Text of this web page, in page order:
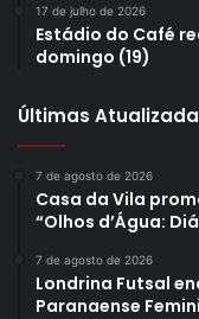
O presidente do
(CODEL), Bruno
projeto, reforçou a
eventos na cidade.
movimentação da
metropolitana conta
17 de julho de 2026
Estádio do Café
domingo (19)
Últimas
7 de agosto de 2026
Casa da Vila
“Olhos d’Água:
7 de agosto de 2026
Londrina Futsal
Paranaense